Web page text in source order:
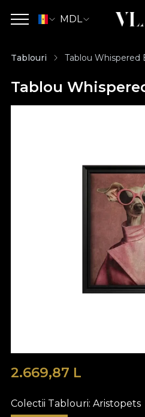
MDL
Tablouri Tablou Whispered
Tablou
2.669,87 L
Colectii Tablouri: Aristopets